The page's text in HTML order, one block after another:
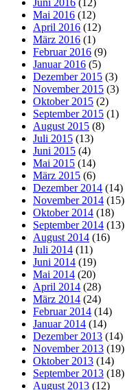
Mai 2016 (12)
April 2016 (12)
März 2016 (1)
Februar 2016 (9)
Januar 2016 (5)
Dezember 2015 (3)
November 2015 (3)
Oktober 2015 (2)
September 2015 (1)
August 2015 (8)
Juli 2015 (13)
Juni 2015 (4)
Mai 2015 (14)
März 2015 (6)
Dezember 2014 (14)
November 2014 (15)
Oktober 2014 (18)
September 2014 (13)
August 2014 (16)
Juli 2014 (11)
Juni 2014 (19)
Mai 2014 (20)
April 2014 (28)
März 2014 (24)
Februar 2014 (14)
Januar 2014 (14)
Dezember 2013 (14)
November 2013 (19)
Oktober 2013 (14)
September 2013 (18)
August 2013 (12)